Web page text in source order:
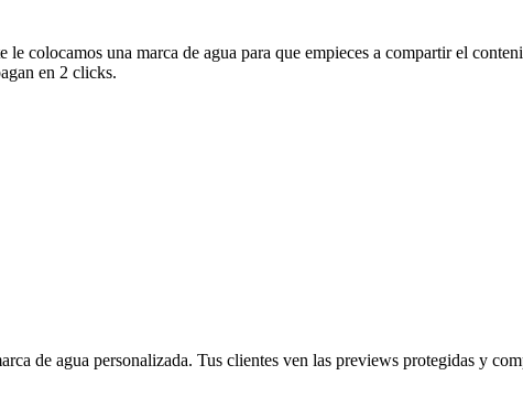
colocamos una marca de agua para que empieces a compartir el
en 2 clicks.
de agua personalizada. Tus clientes ven las previews protegidas y